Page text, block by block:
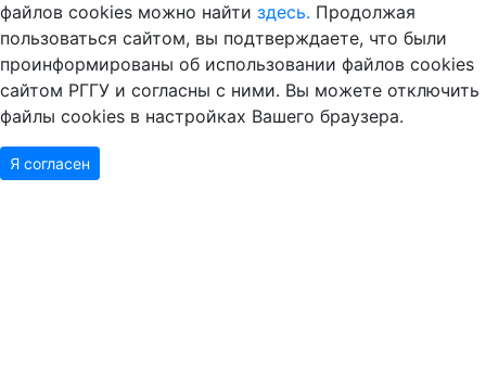
файлов cookies можно найти здесь. Продолжая
пользоваться сайтом, вы подтверждаете, что были
проинформированы об использовании файлов cookies
сайтом РГГУ и согласны с ними. Вы можете отключить
файлы cookies в настройках Вашего браузера.
Я согласен